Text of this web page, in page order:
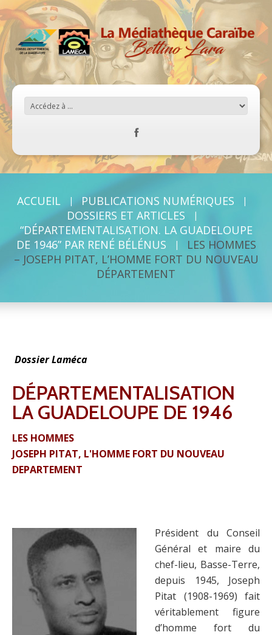
ACCUEIL
PUBLICATIONS NUMÉRIQUES
DOSSIERS ET ARTICLES
“DÉPARTEMENTALISATION. LA GUADELOUPE
DE 1946” PAR RENÉ BÉLÉNUS
LES HOMMES
– JOSEPH PITAT, L’HOMME FORT DU NOUVEAU
DÉPARTEMENT
Dossier Laméca
DÉPARTEMENTALISATION
LA GUADELOUPE DE 1946
LES HOMMES
JOSEPH PITAT, L'HOMME FORT DU NOUVEAU
DEPARTEMENT
Président du Conseil
Général et maire du
chef-lieu, Basse-Terre,
depuis 1945, Joseph
Pitat (1908-1969) fait
véritablement figure
d’homme fort du